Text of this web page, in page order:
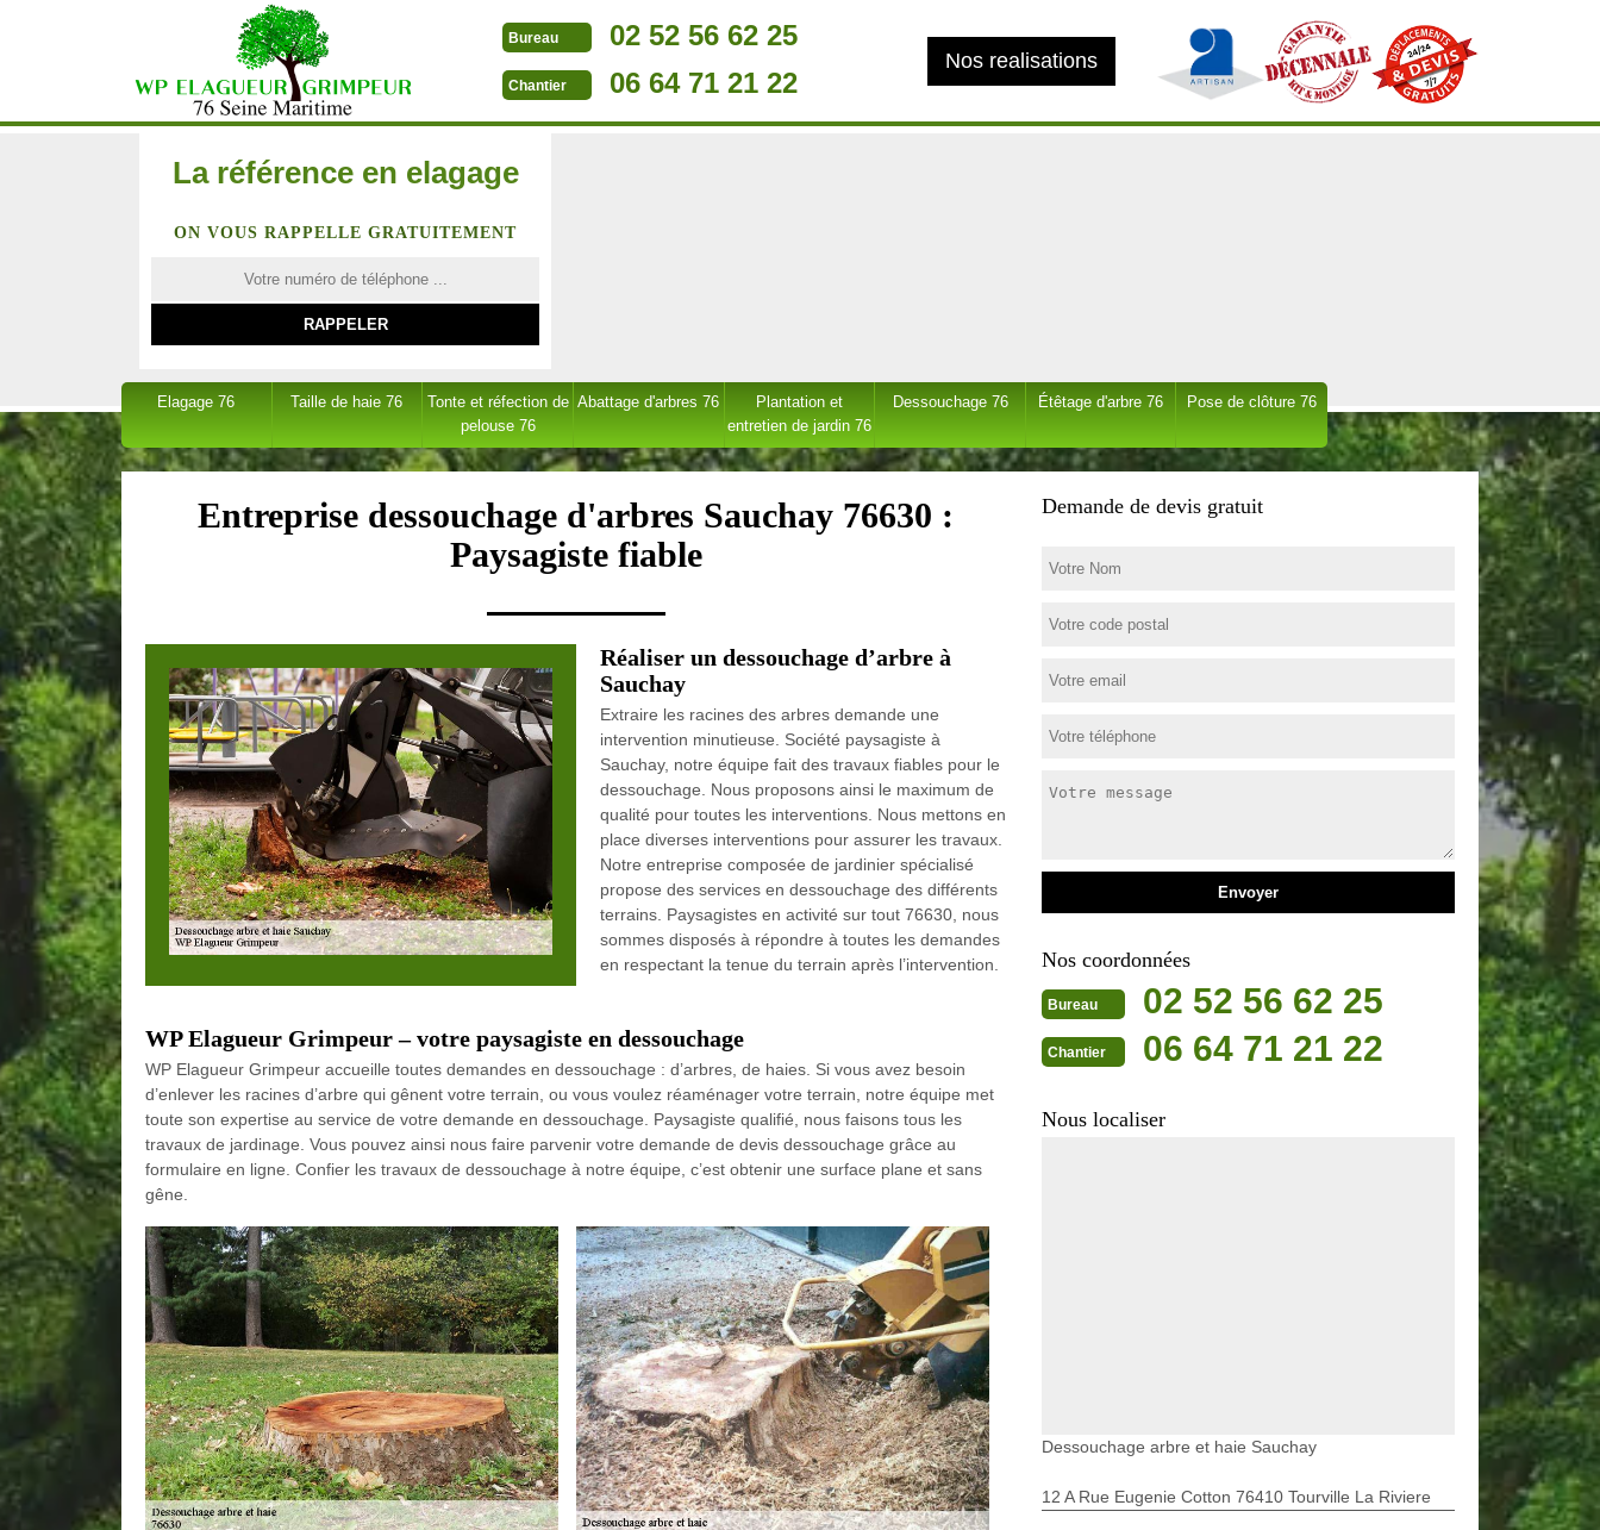
Bureau 02 52 56 62 25
Chantier 06 64 71 21 22
Nos realisations
La référence en elagage
ON VOUS RAPPELLE GRATUITEMENT
Elagage 76 Taille de haie 76
Tonte et réfection de
pelouse 76
Abattage d'arbres 76
Plantation et
entretien de jardin 76
Dessouchage 76 Étêtage d'arbre 76 Pose de clôture 76
Entreprise dessouchage d'arbres Sauchay 76630 :
Paysagiste fiable
Réaliser un dessouchage d’arbre à
Sauchay
Extraire les racines des arbres demande une
intervention minutieuse. Société paysagiste à
Sauchay, notre équipe fait des travaux fiables pour le
dessouchage. Nous proposons ainsi le maximum de
qualité pour toutes les interventions. Nous mettons en
place diverses interventions pour assurer les travaux.
Notre entreprise composée de jardinier spécialisé
propose des services en dessouchage des différents
terrains. Paysagistes en activité sur tout 76630, nous
sommes disposés à répondre à toutes les demandes
en respectant la tenue du terrain après l’intervention.
WP Elagueur Grimpeur – votre paysagiste en dessouchage
WP Elagueur Grimpeur accueille toutes demandes en dessouchage : d’arbres, de haies. Si vous avez besoin
d’enlever les racines d’arbre qui gênent votre terrain, ou vous voulez réaménager votre terrain, notre équipe met
toute son expertise au service de votre demande en dessouchage. Paysagiste qualifié, nous faisons tous les
travaux de jardinage. Vous pouvez ainsi nous faire parvenir votre demande de devis dessouchage grâce au
formulaire en ligne. Confier les travaux de dessouchage à notre équipe, c’est obtenir une surface plane et sans
gêne.
Demande de devis gratuit
Nos coordonnées
Bureau 02 52 56 62 25
Chantier 06 64 71 21 22
Nous localiser
Dessouchage arbre et haie Sauchay
12 A Rue Eugenie Cotton 76410 Tourville La Riviere